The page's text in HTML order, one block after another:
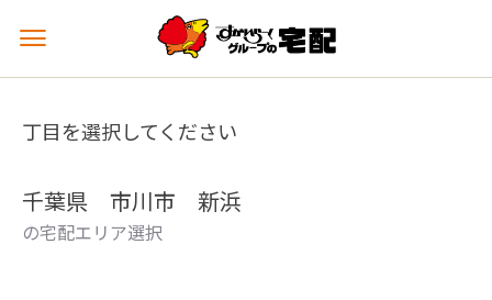
メ
ュ
を
丁目を選択してください
千葉県 市川市 新浜
の宅配エリア選択